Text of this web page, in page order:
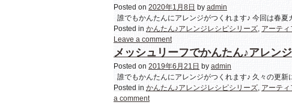
Posted on 2020年1月8日 by admin
誰でもかんたんにアレンジがつくれます♪ 今回は春
Posted in かんたん♪アレンジレシピシリーズ, アーテ
Leave a comment
メッシュリーフでかんたん♪アレンジ
Posted on 2019年6月21日 by admin
誰でもかんたんにアレンジがつくれます♪ 久々の更
Posted in かんたん♪アレンジレシピシリーズ, アーテ
a comment